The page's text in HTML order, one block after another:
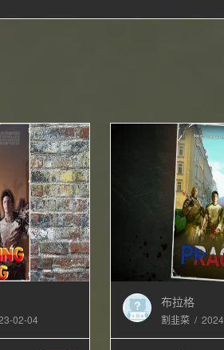
02-04
布拉格
割韭菜 /